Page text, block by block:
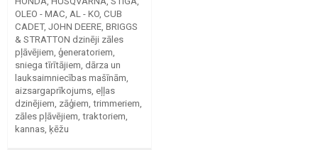
OLEO - MAC, AL - KO, CUB
CADET, JOHN DEERE, BRIGGS
& STRATTON dzinēji zāles
pļāvējiem, ģeneratoriem,
sniega tīrītājiem, dārza un
lauksaimniecības mašīnām,
aizsargaprīkojums, eļļas
dzinējiem, zāģiem, trimmeriem,
zāles pļāvējiem, traktoriem,
kannas, ķēžu